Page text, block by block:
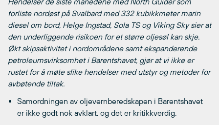
forliste nordøst på Svalbard med 332 kubikkmeter marin
diesel om bord, Helge Ingstad, Sola TS og Viking Sky sier at
den underliggende risikoen for et større oljesøl kan skje.
Økt skipsaktivitet i nordområdene samt ekspanderende
petroleumsvirksomhet i Barentshavet, gjør at vi ikke er
rustet for å møte slike hendelser med utstyr og metoder for
avbøtende tiltak.
Samordningen av oljevernberedskapen i Barentshavet
er ikke godt nok avklart, og det er kritikkverdig.